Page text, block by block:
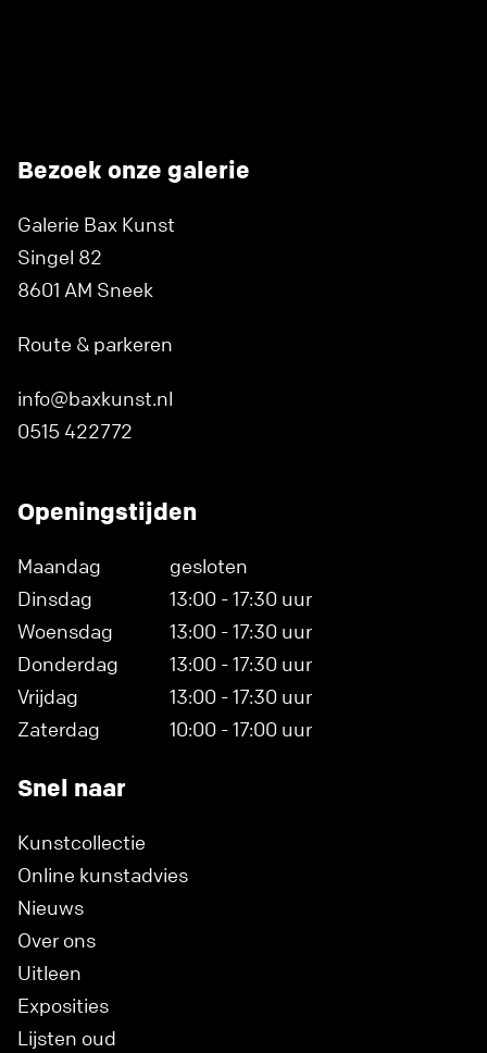
Bezoek onze galerie
Galerie Bax Kunst
Singel 82
8601 AM Sneek
Route & parkeren
info@baxkunst.nl
0515 422772
Openingstijden
Maandag
gesloten
Dinsdag
13:00 - 17:30 uur
Woensdag
13:00 - 17:30 uur
Donderdag
13:00 - 17:30 uur
Vrijdag
13:00 - 17:30 uur
Zaterdag
10:00 - 17:00 uur
Snel naar
Kunstcollectie
Online kunstadvies
Nieuws
Over ons
Uitleen
Exposities
Lijsten oud